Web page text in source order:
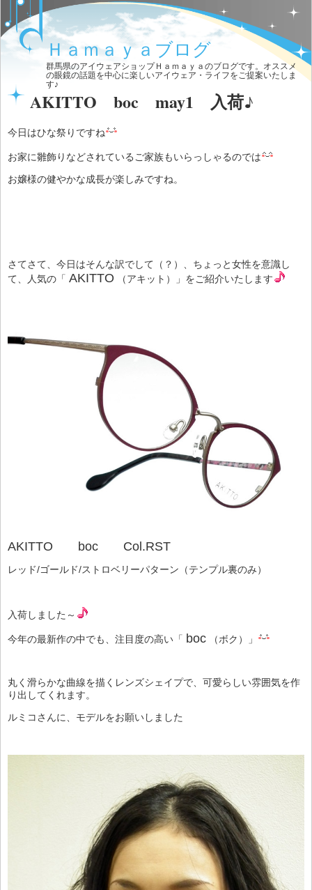
Ｈａｍａｙａブログ
群馬県のアイウェアショップＨａｍａｙａのブログです。オススメ
の眼鏡の話題を中心に楽しいアイウェア・ライフをご提案いたしま
す♪
AKITTO boc may1 入荷♪
今日はひな祭りですね
お家に雛飾りなどされているご家族もいらっしゃるのでは
お嬢様の健やかな成長が楽しみですね。
さてさて、今日はそんな訳でして（？）、ちょっと女性を意識し
て、人気の「 AKITTO （アキット）」をご紹介いたします
AKITTO boc Col.RST
レッド/ゴールド/ストロベリーパターン（テンプル裏のみ）
入荷しました～
今年の最新作の中でも、注目度の高い「 boc （ボク）」
丸く滑らかな曲線を描くレンズシェイプで、可愛らしい雰囲気を作
り出してくれます。
ルミコさんに、モデルをお願いしました